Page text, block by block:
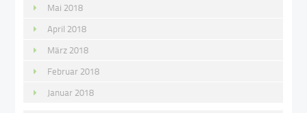
Mai 2018
April 2018
März 2018
Februar 2018
Januar 2018